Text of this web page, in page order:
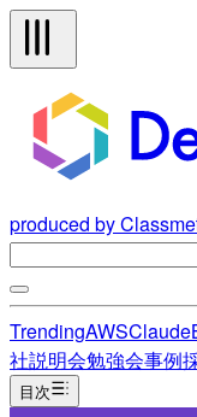
produced by
TrendingAWSClaude
社説明会勉強会事例
目次